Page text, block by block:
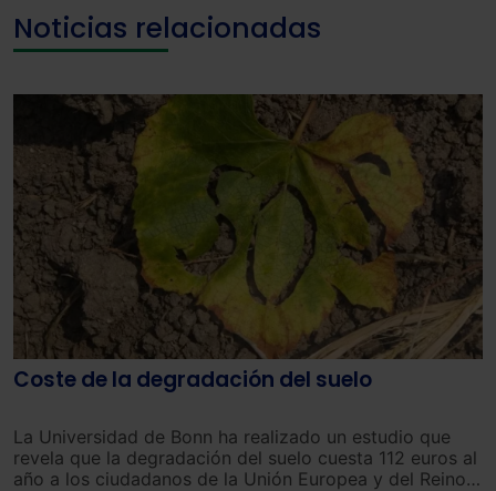
Noticias relacionadas
Coste de la degradación del suelo
La Universidad de Bonn ha realizado un estudio que
revela que la degradación del suelo cuesta 112 euros al
año a los ciudadanos de la Unión Europea y del Reino